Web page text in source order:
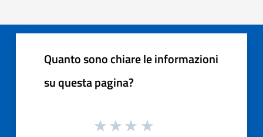
Quanto sono chiare le informazioni
su questa pagina?